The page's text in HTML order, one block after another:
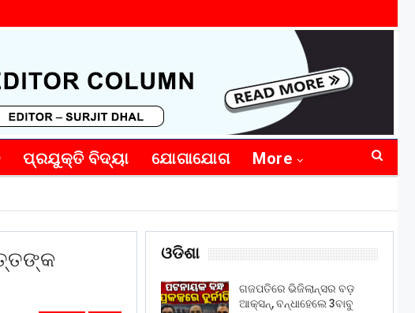
ପ୍ରଯୁକ୍ତି ବିଦ୍ୟା ଯୋଗାଯୋଗ More
ଓଡିଶା
ଗଜପତିରେ ଭିଜିଲାନ୍ସର ବଡ଼
ଆକ୍ସନ୍, ବନ୍ଧାହେଲେ 3ବାବୁ